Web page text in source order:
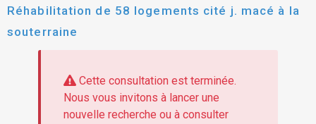
Réhabilitation de 58 logements cité j. macé à la
souterraine
Cette consultation est terminée.
Nous vous invitons à lancer une
nouvelle recherche ou à consulter